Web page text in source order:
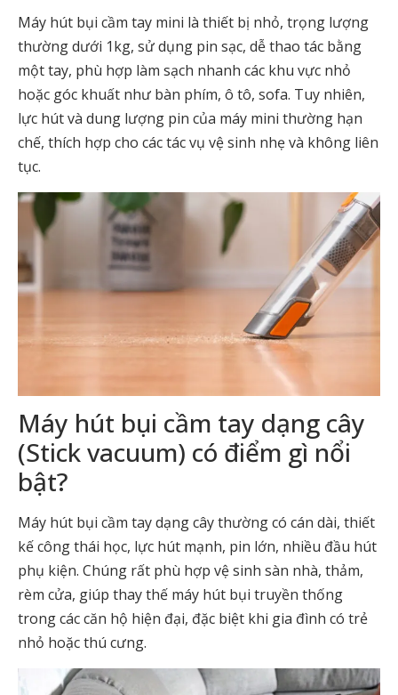
Máy hút bụi cầm tay mini là thiết bị nhỏ, trọng lượng
thường dưới 1kg, sử dụng pin sạc, dễ thao tác bằng
một tay, phù hợp làm sạch nhanh các khu vực nhỏ
hoặc góc khuất như bàn phím, ô tô, sofa. Tuy nhiên,
lực hút và dung lượng pin của máy mini thường hạn
chế, thích hợp cho các tác vụ vệ sinh nhẹ và không liên
tục.
Máy hút bụi cầm tay dạng cây
(Stick vacuum) có điểm gì nổi
bật?
Máy hút bụi cầm tay dạng cây thường có cán dài, thiết
kế công thái học, lực hút mạnh, pin lớn, nhiều đầu hút
phụ kiện. Chúng rất phù hợp vệ sinh sàn nhà, thảm,
rèm cửa, giúp thay thế máy hút bụi truyền thống
trong các căn hộ hiện đại, đặc biệt khi gia đình có trẻ
nhỏ hoặc thú cưng.